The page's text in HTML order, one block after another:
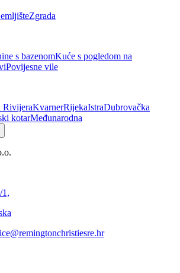
Zgrada
s bazenomKuće s pogledom na
Povijesne vile
RivijeraKvarnerRijekaIstraDubrovačka
kotarMeđunarodna
1,